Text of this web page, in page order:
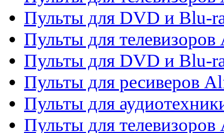
Пульты для DVD и Blu-
Пульты для
Пульты для DVD и Blu-
Пульты для ресиверов
Пульты для
Пульты для